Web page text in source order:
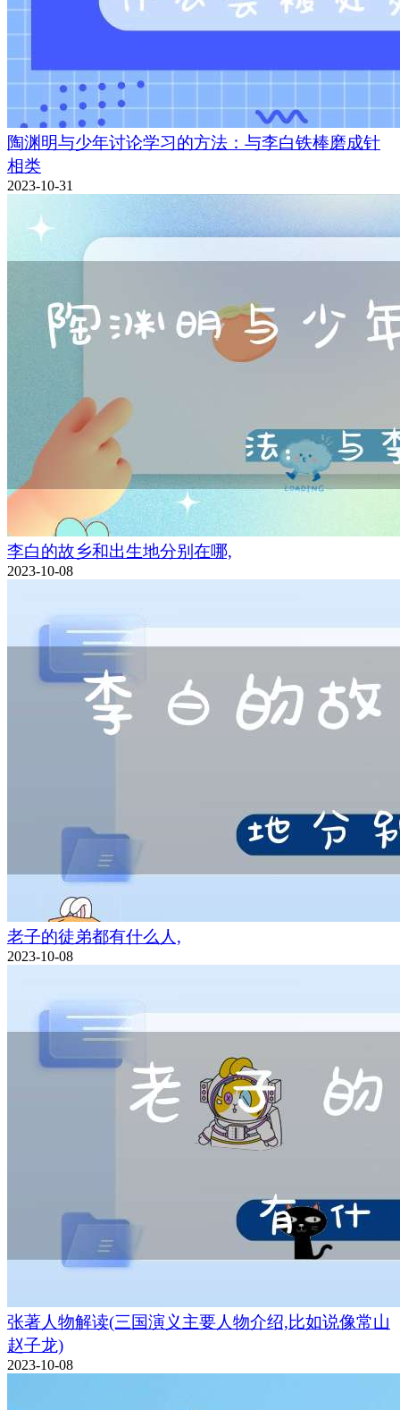
陶渊明与少年讨论学习的方法：与李白铁棒磨成针
相类
2023-10-31
李白的故乡和出生地分别在哪,
2023-10-08
老子的徒弟都有什么人,
2023-10-08
张著人物解读(三国演义主要人物介绍,比如说像常山
赵子龙)
2023-10-08